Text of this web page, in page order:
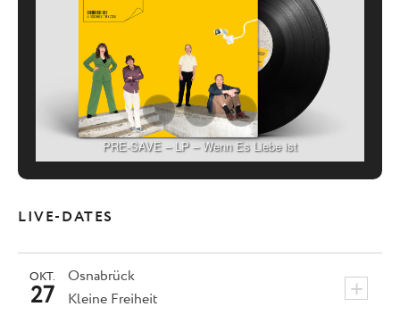
PRE-SAVE – LP – Wenn Es Liebe ist
LIVE-DATES
Osnabrück +
OKT.
27 Kleine Freiheit